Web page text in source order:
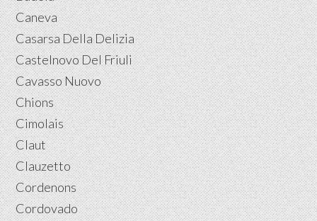
Caneva
Casarsa Della Delizia
Castelnovo Del Friuli
Cavasso Nuovo
Chions
Cimolais
Claut
Clauzetto
Cordenons
Cordovado